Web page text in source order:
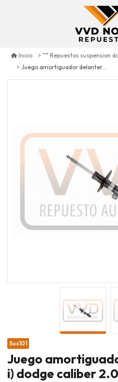
Inicio
Repuestos suspension
Juego amortiguador delantero (d-i) dodge caliber 2.0 2007/2012
Sus101
Juego
i) dodge caliber